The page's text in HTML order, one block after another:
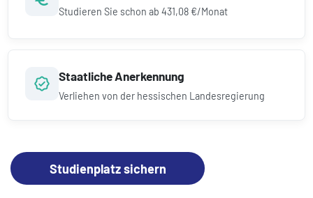
Studieren Sie schon ab431,08 €/Monat
Staatliche Anerkennung
Verliehen von der hessischen Landesregierung
Studienplatz sichern